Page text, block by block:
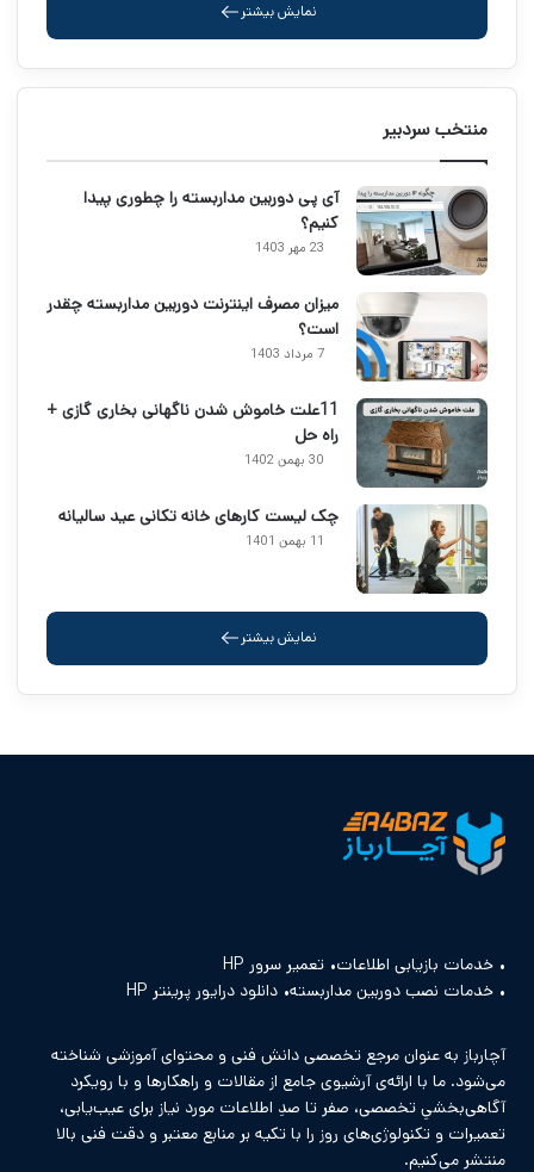
نمایش بیشتر
منتخب سردبیر
آی پی دوربین مداربسته را چطوری پیدا
کنیم؟
23 مهر 1403
میزان مصرف اینترنت دوربین مداربسته چقدر
است؟
7 مرداد 1403
11علت خاموش شدن ناگهانی بخاری گازی +
راه حل
30 بهمن 1402
چک لیست کارهای خانه تکانی عید سالیانه
11 بهمن 1401
نمایش بیشتر
خدمات بازیابی اطلاعات تعمیر سرور HP
خدمات نصب دوربین مداربسته دانلود درایور پرینتر HP
آچارباز به عنوان مرجع تخصصی دانش فنی و محتوای آموزشی شناخته
می‌شود. ما با ارائه‌ی آرشیوی جامع از مقالات و راهکارها و با رویکرد
آگاهی‌بخشیِ تخصصی، صفر تا صدِ اطلاعات مورد نیاز برای عیب‌یابی،
تعمیرات و تکنولوژی‌های روز را با تکیه بر منابع معتبر و دقت فنی بالا
منتشر می‌کنیم.